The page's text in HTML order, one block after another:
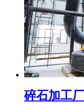
碎石加工